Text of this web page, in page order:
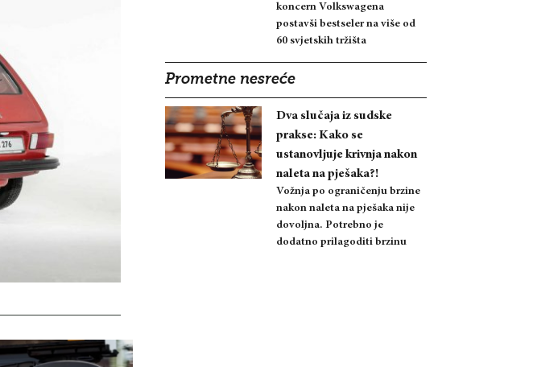
koncern Volkswagena
postavši bestseler na više od
60 svjetskih tržišta
Prometne nesreće
Dva slučaja iz sudske
prakse: Kako se
ustanovljuje krivnja nakon
naleta na pješaka?!
Vožnja po ograničenju brzine
nakon naleta na pješaka nije
dovoljna. Potrebno je
dodatno prilagoditi brzinu